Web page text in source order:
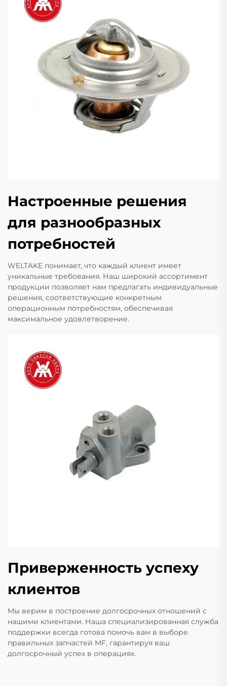
Настроенные решения
для разнообразных
потребностей
WELTAKE понимает, что каждый клиент имеет
уникальные требования. Наш широкий ассортимент
продукции позволяет нам предлагать индивидуальные
решения, соответствующие конкретным
операционным потребностям, обеспечивая
максимальное удовлетворение.
Приверженность успеху
клиентов
Мы верим в построение долгосрочных отношений с
нашими клиентами. Наша специализированная служба
поддержки всегда готова помочь вам в выборе
правильных запчастей MF, гарантируя ваш
долгосрочный успех в операциях.